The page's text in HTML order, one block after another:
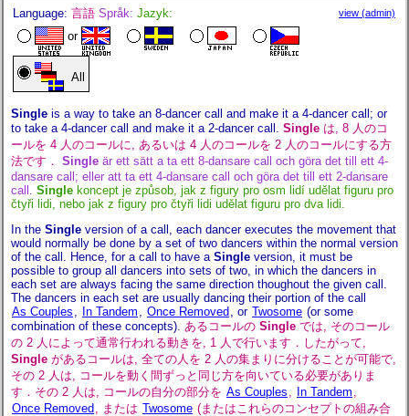
Language: 言語 Språk: Jazyk:
or
All
view (admin)
Single is a way to take an 8-dancer call and make it a 4-dancer call; or
to take a 4-dancer call and make it a 2-dancer call. Single は, 8 人のコ
ールを 4 人のコールに, あるいは 4 人のコールを 2 人のコールにする方
法です． Single är ett sätt a ta ett 8-dansare call och göra det till ett 4-
dansare call; eller att ta ett 4-dansare call och göra det till ett 2-dansare
call. Single koncept je způsob, jak z figury pro osm lidí udělat figuru pro
čtyři lidi, nebo jak z figury pro čtyři lidi udělat figuru pro dva lidi.
In the Single version of a call, each dancer executes the movement that
would normally be done by a set of two dancers within the normal version
of the call. Hence, for a call to have a Single version, it must be
possible to group all dancers into sets of two, in which the dancers in
each set are always facing the same direction thoughout the given call.
The dancers in each set are usually dancing their portion of the call
As Couples
In Tandem Once Removed or Twosome (or some
combination of these concepts). あるコールの Single では, そのコール
の 2 人によって通常行われる動きを, 1 人で行います．したがって,
Single があるコールは, 全ての人を 2 人の集まりに分けることが可能で,
その 2 人は, コールを動く間ずっと同じ方を向いている必要がありま
す．その 2 人は, コールの自分の部分を As Couples In Tandem
Once Removed
または Twosome (またはこれらのコンセプトの組み合